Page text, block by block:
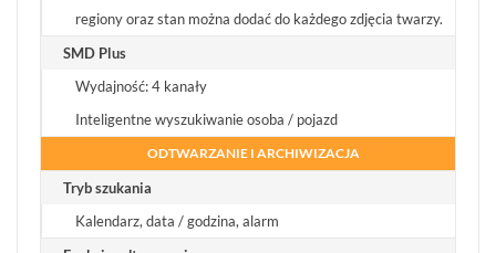
regiony oraz stan można dodać do każdego zdjęcia twarzy.
SMD Plus
Wydajność: 4 kanały
Inteligentne wyszukiwanie osoba / pojazd
ODTWARZANIE I ARCHIWIZACJA
Tryb szukania
Kalendarz, data / godzina, alarm